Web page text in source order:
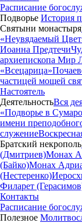
Расписание
Подворье История
Святыни монастыря
«Неувядаемый
Иоанна Предтечи
архиепископа Мир
«Всецарица»
частицей мощей
Настоятель
ДеятельностьВся
«Подворье в
имени
служение
Братский некрополь
(Дмитриев)Монах
(Байко)Монах
(Нестеренко)
Филарет
Контакты
Расписание
Полезное